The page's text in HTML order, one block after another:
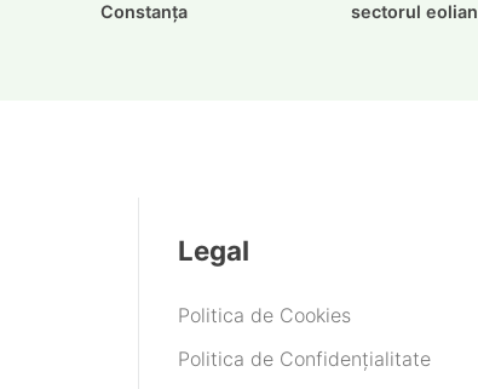
Constanța
sectorul eolian
Legal
Politica de Cookies
Politica de Confidențialitate